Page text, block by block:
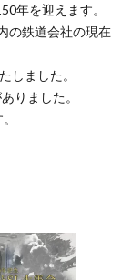
年を迎えます。
の鉄道会社の現在
しました。
りました。